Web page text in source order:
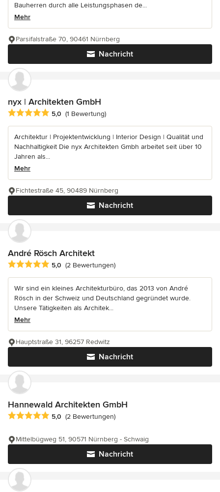
Bauherren durch alle Leistungsphasen de...
Mehr
Nachricht
Parsifalstraße 70, 90461 Nürnberg
nyx | Architekten GmbH
Durchschnittliche Bewertung: 5 von 5 Sternen
5,0 (1 Bewertung)
Architektur | Projektentwicklung | Interior Design | Qualität und
Nachhaltigkeit Die nyx Architekten Gmbh arbeitet seit über 10
Jahren als...
Mehr
Nachricht
Fichtestraße 45, 90489 Nürnberg
André Rösch Architekt
Durchschnittliche Bewertung: 5 von 5 Sternen
5,0 (2 Bewertungen)
Wir sind ein kleines Architekturbüro, das 2013 von André
Rösch in der Schweiz und Deutschland gegründet wurde.
Unsere Tätigkeiten als Architek...
Mehr
Nachricht
Hauptstraße 31, 96257 Redwitz
Hannewald Architekten GmbH
Durchschnittliche Bewertung: 5 von 5 Sternen
5,0 (2 Bewertungen)
Nachricht
Mittelbügweg 51, 90571 Nürnberg - Schwaig